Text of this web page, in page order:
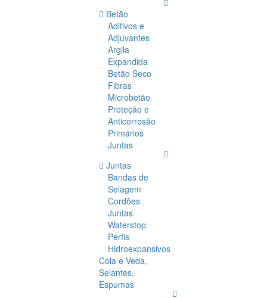
Betão
Aditivos e
Adjuvantes
Argila
Expandida
Betão Seco
Fibras
Microbetão
Proteção e
Anticorrosão
Primários
Juntas
Juntas
Bandas de
Selagem
Cordões
Juntas
Waterstop
Perfis
Hidroexpansivos
Cola e Veda,
Selantes,
Espumas